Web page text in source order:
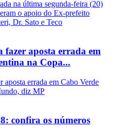
aposta errada em
na Copa...
confira os números